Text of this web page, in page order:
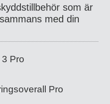
som är
med din
Pro
Pro